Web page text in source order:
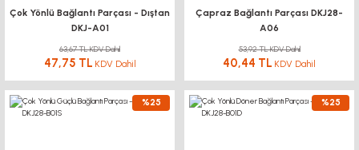
Çok Yönlü Bağlantı Parçası - Dıştan
DKJ-A01
63,67 TL KDV Dahil
47,75 TL KDV Dahil
Çapraz Bağlantı Parçası DKJ28-
A06
53,92 TL KDV Dahil
40,44 TL KDV Dahil
%25 %25